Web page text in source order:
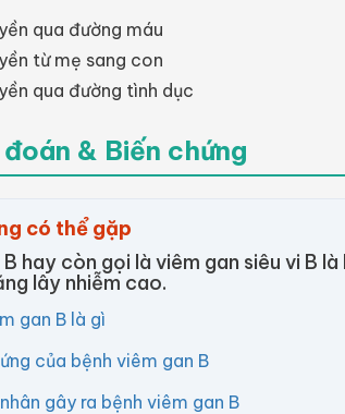
qua đường máu
từ mẹ sang con
qua đường tình dục
& Biến chứng
có thể gặp
hay còn gọi là viêm gan siêu vi B
lây nhiễm cao.
gan B là gì
của bệnh viêm gan B
gây ra bệnh viêm gan B